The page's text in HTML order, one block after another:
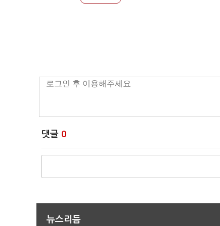
댓글 0
뉴스리듬